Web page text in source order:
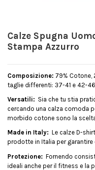
Calze Spugna
Stampa Azzurro
Composizione: 79% Cotone,
taglie differenti: 37-41 e 42-
Versatili: Sia che tu stia
cercando una calza comoda
morbido cotone sono la
Made in Italy: Le calze D-
prodotte in Italia per
Protezione: Fornendo
ideali anche per il fitness e la